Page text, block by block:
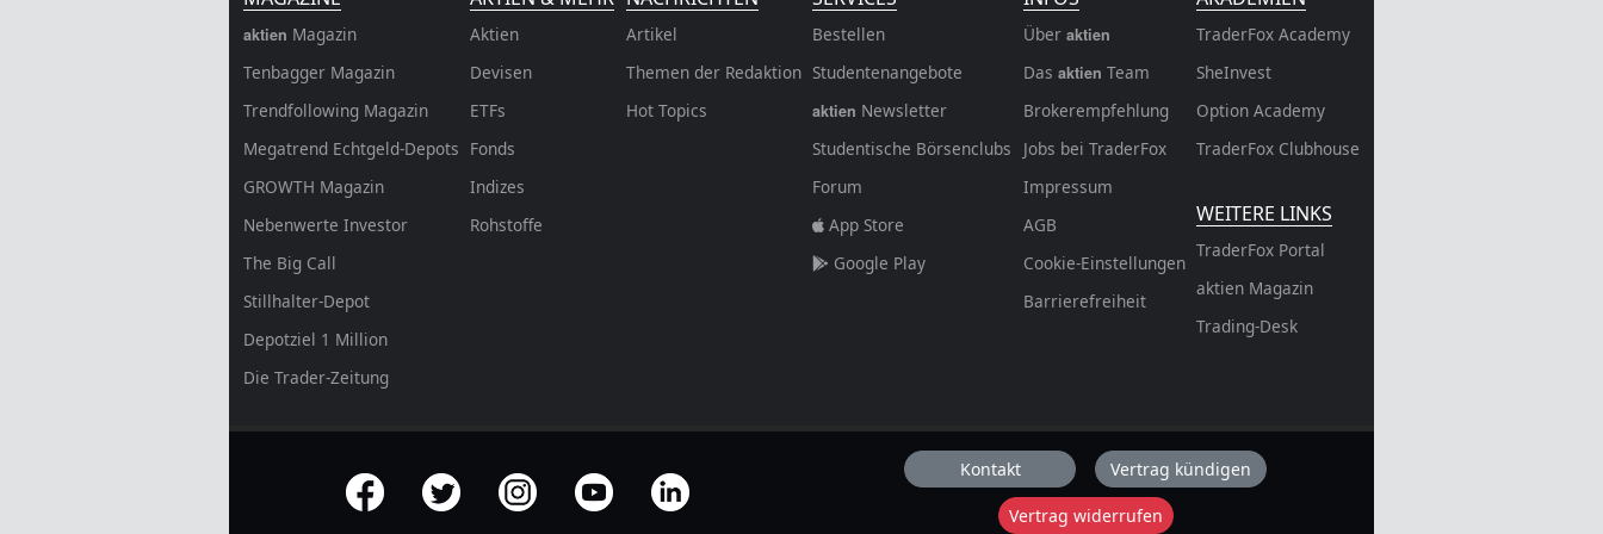
aktien Magazin
Tenbagger Magazin
Trendfollowing Magazin
Megatrend Echtgeld-Depots
GROWTH Magazin
Nebenwerte Investor
The Big Call
Stillhalter-Depot
Depotziel 1 Million
Die Trader-Zeitung
Aktien
Devisen
ETFs
Fonds
Indizes
Rohstoffe
Artikel
Themen der Redaktion
Hot Topics
Bestellen
Studentenangebote
aktien Newsletter
Studentische Börsenclubs
Forum
App Store
Google Play
Über aktien
Das aktien Team
Brokerempfehlung
Jobs bei TraderFox
Impressum
AGB
Cookie-Einstellungen
Barrierefreiheit
TraderFox Academy
SheInvest
Option Academy
TraderFox Clubhouse
WEITERE LINKS
TraderFox Portal
aktien Magazin
Trading-Desk
offizielle Social Media-Accounts Kontakt Vertrag kündigen
Vertrag widerrufen